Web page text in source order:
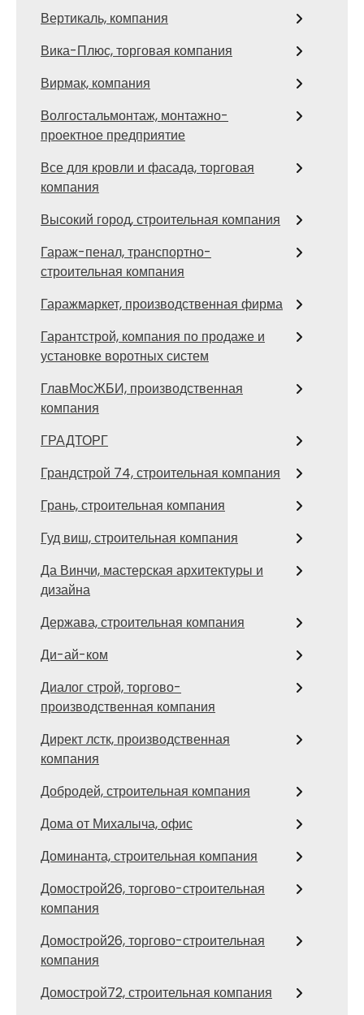
Вертикаль, компания
Вика-Плюс, торговая компания
Вирмак, компания
Волгостальмонтаж, монтажно-
проектное предприятие
Все для кровли и фасада, торговая
компания
Высокий город, строительная компания
Гараж-пенал, транспортно-
строительная компания
Гаражмаркет, производственная фирма
Гарантстрой, компания по продаже и
установке воротных систем
ГлавМосЖБИ, производственная
компания
ГРАДТОРГ
Грандстрой 74, строительная компания
Грань, строительная компания
Гуд виш, строительная компания
Да Винчи, мастерская архитектуры и
дизайна
Держава, строительная компания
Ди-ай-ком
Диалог строй, торгово-
производственная компания
Директ лстк, производственная
компания
Добродей, строительная компания
Дома от Михалыча, офис
Доминанта, строительная компания
Домострой26, торгово-строительная
компания
Домострой26, торгово-строительная
компания
Домострой72, строительная компания